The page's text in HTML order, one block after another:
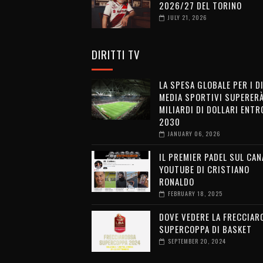
2026/27 DEL TORINO
JULY 21, 2026
DIRITTI TV
LA SPESA GLOBALE PER I
MEDIA SPORTIVI
MILIARDI DI DOLLARI
2030
JANUARY 06, 2026
IL PREMIER PADEL SUL
YOUTUBE DI CRISTIANO
RONALDO
FEBRUARY 18, 2025
DOVE VEDERE LA
SUPERCOPPA DI BASKET
SEPTEMBER 20, 2024